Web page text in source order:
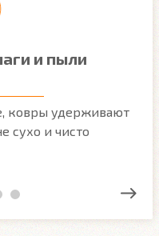
и пыли
ковры удерживают
сухо и чисто